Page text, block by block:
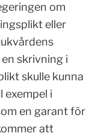
om
eller
skrivning i
skulle kunna
exempel i
en garant för
att